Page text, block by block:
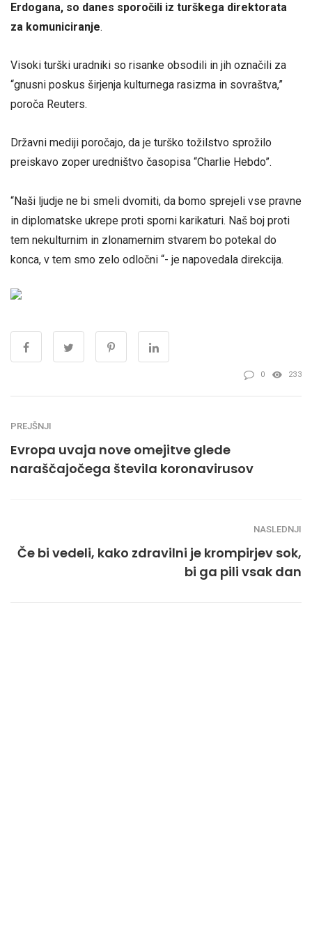
Erdogana, so danes sporočili iz turškega direktorata
za komuniciranje.
Visoki turški uradniki so risanke obsodili in jih označili za
“gnusni poskus širjenja kulturnega rasizma in sovraštva,”
poroča Reuters.
Državni mediji poročajo, da je turško tožilstvo sprožilo
preiskavo zoper uredništvo časopisa “Charlie Hebdo”.
“Naši ljudje ne bi smeli dvomiti, da bomo sprejeli vse pravne
in diplomatske ukrepe proti sporni karikaturi. Naš boj proti
tem nekulturnim in zlonamernim stvarem bo potekal do
konca, v tem smo zelo odločni “- je napovedala direkcija.
0 233
PREJŠNJI
Evropa uvaja nove omejitve glede
naraščajočega števila koronavirusov
NASLEDNJI
Če bi vedeli, kako zdravilni je krompirjev sok,
bi ga pili vsak dan